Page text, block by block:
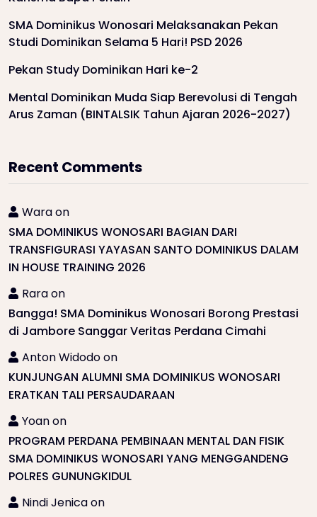
SMA Dominikus Wonosari Melaksanakan Pekan
Studi Dominikan Selama 5 Hari! PSD 2026
Pekan Study Dominikan Hari ke-2
Mental Dominikan Muda Siap Berevolusi di Tengah
Arus Zaman (BINTALSIK Tahun Ajaran 2026-2027)
Recent Comments
Waraon
SMA DOMINIKUS WONOSARI BAGIAN DARI
TRANSFIGURASI YAYASAN SANTO DOMINIKUS DALAM
IN HOUSE TRAINING 2026
Raraon
Bangga! SMA Dominikus Wonosari Borong Prestasi
di Jambore Sanggar Veritas Perdana Cimahi
Anton Widodoon
KUNJUNGAN ALUMNI SMA DOMINIKUS WONOSARI
ERATKAN TALI PERSAUDARAAN
Yoanon
PROGRAM PERDANA PEMBINAAN MENTAL DAN FISIK
SMA DOMINIKUS WONOSARI YANG MENGGANDENG
POLRES GUNUNGKIDUL
Nindi Jenicaon